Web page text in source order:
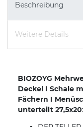
Beschreibung
Weitere Details
BIOZOYG
Deckel I Schale
Fächern I
unterteilt